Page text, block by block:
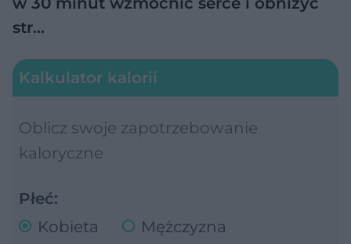
str…
Kalkulator kalorii
Oblicz swoje zapotrzebowanie
kaloryczne
Płeć:
Kobieta
Mężczyzna